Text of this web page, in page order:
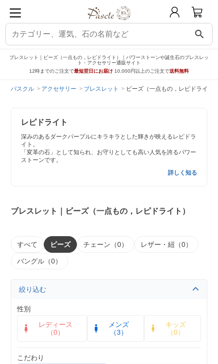
search
ブレスレット｜ビーズ（一点もの，レピドライト）｜パワーストーンや誕生石のブレスレッ
ト・アクセサリー通販サイト
12時までのご注文で最短翌日にお届け 10,000円以上のご注文で送料無料
パスクル アクセサリー ブレスレット ビーズ（一点もの，レピドライト
レピドライト
深みのあるダークパープルにキラキラとした輝きが映えるレピドラ
イト。
「変革の石」として知られ、お守りとしても高い人気を誇るパワー
ストーンです。
詳しく知る
ブレスレット｜ビーズ（一点もの，レピドライト）
すべて ビーズ チェーン（0） レザー・紐（0）
バングル（0）
絞り込む
性別
レディース
（0）
メンズ
（3）
キッズ
（0）
こだわり